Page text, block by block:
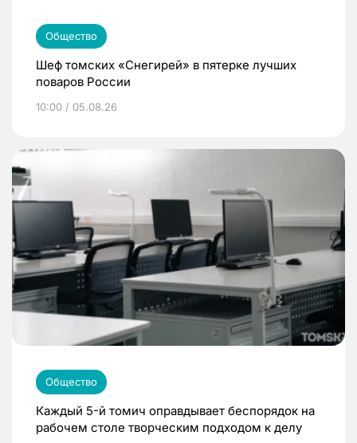
Общество
Шеф томских «Снегирей» в пятерке лучших
поваров России
10:00 / 05.08.26
Общество
Каждый 5-й томич оправдывает беспорядок на
рабочем столе творческим подходом к делу